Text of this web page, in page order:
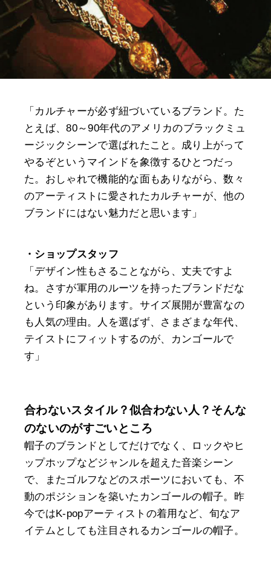
「カルチャーが必ず紐づいているブランド。た
とえば、80～90年代のアメリカのブラックミュ
ージックシーンで選ばれたこと。成り上がって
やるぞというマインドを象徴するひとつだっ
た。おしゃれで機能的な面もありながら、数々
のアーティストに愛されたカルチャーが、他の
ブランドにはない魅力だと思います」
・ショップスタッフ
「デザイン性もさることながら、丈夫ですよ
ね。さすが軍用のルーツを持ったブランドだな
という印象があります。サイズ展開が豊富なの
も人気の理由。人を選ばず、さまざまな年代、
テイストにフィットするのが、カンゴールで
す」
合わないスタイル？似合わない人？そんな
のないのがすごいところ
帽子のブランドとしてだけでなく、ロックやヒ
ップホップなどジャンルを超えた音楽シーン
で、またゴルフなどのスポーツにおいても、不
動のポジションを築いたカンゴールの帽子。昨
今ではK-popアーティストの着用など、旬なア
イテムとしても注目されるカンゴールの帽子。